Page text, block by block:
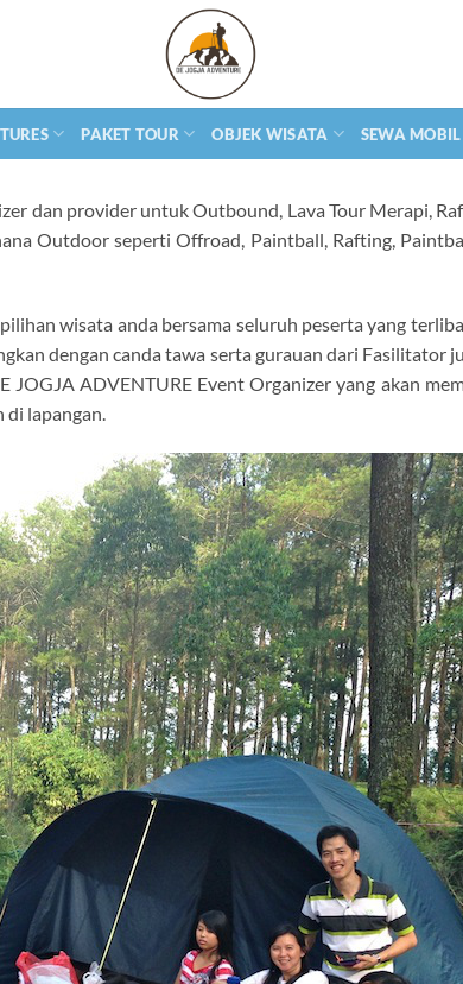
PAKET TOUR OBJEK WISATA SEWA MOBIL
dan provider untuk Outbound, Lava Tour Merapi,
Outdoor seperti Offroad, Paintball, Rafting,
wisata anda bersama seluruh peserta yang
dengan canda tawa serta gurauan dari Fasilitator
ADVENTURE Event Organizer yang akan
lapangan.